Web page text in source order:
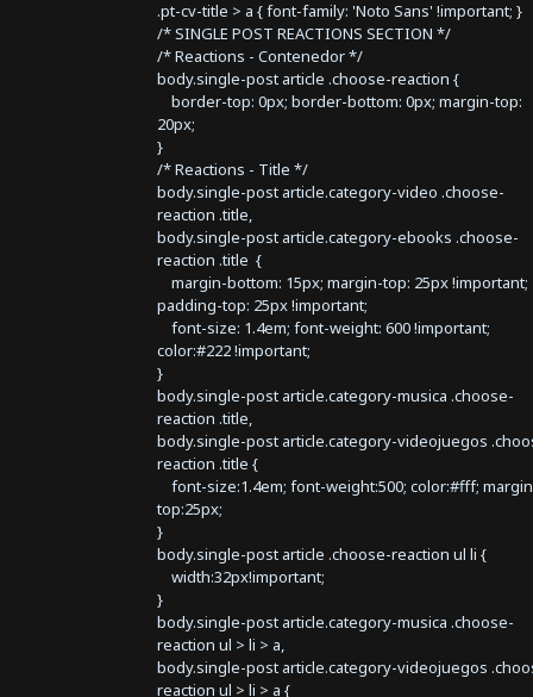
.pt-cv-title > a { font-family: 'Noto Sans' !important; }
/* SINGLE POST REACTIONS SECTION */
/* Reactions - Contenedor */
body.single-post article .choose-reaction {
border-top: 0px; border-bottom: 0px; margin-top:
20px;
}
/* Reactions - Title */
body.single-post article.category-video .choose-
reaction .title,
body.single-post article.category-ebooks .choose-
reaction .title {
margin-bottom: 15px; margin-top: 25px !important;
padding-top: 25px !important;
font-size: 1.4em; font-weight: 600 !important;
color:#222 !important;
}
body.single-post article.category-musica .choose-
reaction .title,
body.single-post article.category-videojuegos
reaction .title {
font-size:1.4em; font-weight:500; color:#fff;
top:25px;
}
body.single-post article .choose-reaction ul li {
width:32px!important;
}
body.single-post article.category-musica .choose-
reaction ul > li > a,
body.single-post article.category-videojuegos
reaction ul > li > a {